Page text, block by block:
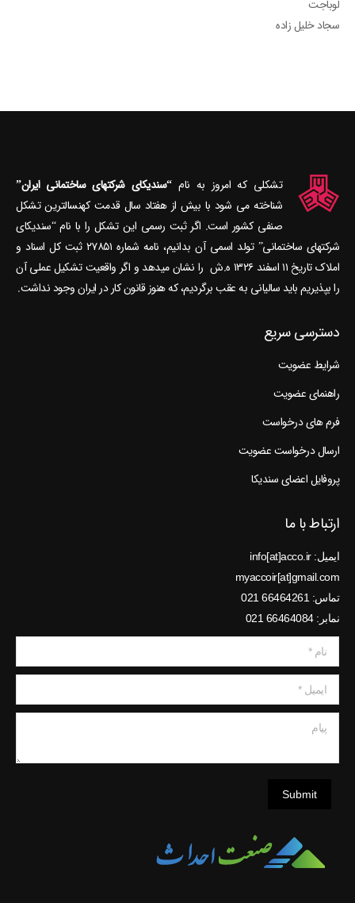
لوباجت
سجاد خلیل زاده
تشکلی که امروز به نام“سندیکای شرکتهای ساختمانی ایران”
شناخته می‎ شود با بیش از هفتاد سال قدمت کهنسال‎ترین تشکل
صنفی کشور است. اگر ثبت رسمی این تشکل را با نام “سندیکای
شرکتهای ساختمانی” تولد اسمی آن بدانیم، نامه شماره ۲۷۸۵۱ ثبت کل اسناد و
املاک تاریخ ۱۱ اسفند ۱۳۲۶ ه.ش را نشان می‎دهد و اگر واقعیت تشکیل عملی آن
را بپذیریم باید سالیانی به عقب برگردیم، که هنوز قانون کار در ایران وجود نداشت.
دسترسی سریع
شرایط عضویت
راهنمای عضویت
فرم های درخواست
ارسال درخواست عضویت
پروفایل اعضای سندیکا
ارتباط با ما
ایمیل: info[at]acco.ir
myaccoir[at]gmail.com
تماس: 66464261 021
نمابر: 66464084 021
نام *
ایمیل *
Submit